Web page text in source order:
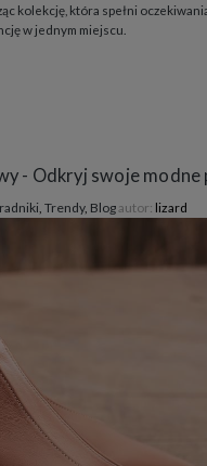
kolekcję, która spełni
w jednym miejscu.
- Odkryj swoje modne
Trendy, Blogautor: lizard